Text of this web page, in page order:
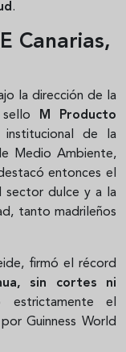
.
Canarias,
la dirección de la
sello M Producto
de la
Medio Ambiente,
entonces el
sector dulce y a la
tanto madrileños
firmó el récord
sin cortes ni
estrictamente el
Guinness World